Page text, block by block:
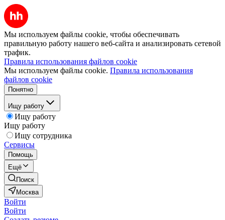
Мы используем файлы cookie, чтобы обеспечивать
правильную работу нашего веб-сайта и анализировать сетевой
трафик.
Правила использования файлов cookie
Мы используем файлы cookie. Правила использования
файлов cookie
Понятно
Ищу работу
Ищу работу
Ищу работу
Ищу сотрудника
Сервисы
Помощь
Ещё
Поиск
Москва
Войти
Войти